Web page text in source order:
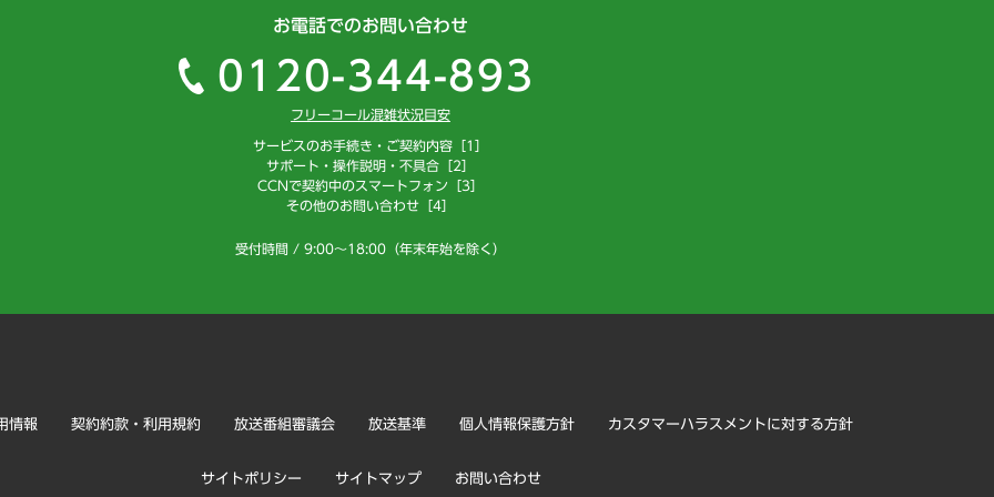
お電話でのお問い合わせ
0120-344-893
フリーコール混雑状況目安
サービスのお手続き・ご契約内容［1］
サポート・操作説明・不具合［2］
CCNで契約中のスマートフォン［3］
その他のお問い合わせ［4］
受付時間 / 9:00～18:00（年末年始を除く）
情報 契約約款・利用規約 放送番組審議会 放送基準 個人情報保護方針 カスタマーハラスメントに対する方針
サイトポリシー サイトマップ お問い合わせ